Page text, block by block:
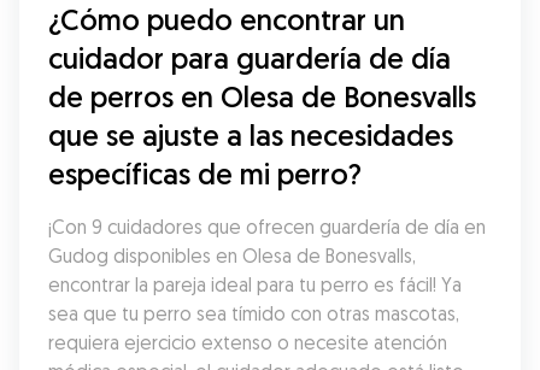
¿Cómo puedo encontrar un
cuidador para guardería de día
de perros en Olesa de Bonesvalls
que se ajuste a las necesidades
específicas de mi perro?
¡Con 9 cuidadores que ofrecen guardería de día en
Gudog disponibles en Olesa de Bonesvalls,
encontrar la pareja ideal para tu perro es fácil! Ya
sea que tu perro sea tímido con otras mascotas,
requiera ejercicio extenso o necesite atención